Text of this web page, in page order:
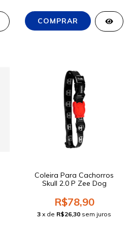
Coleira Para Cachorros
Skull 2.0 P Zee Dog
R$78,90
3 x de R$26,30 sem juros